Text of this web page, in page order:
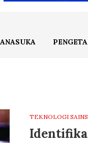
TEKNOLOGI SAINS